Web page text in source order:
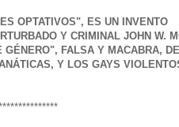
OPTATIVOS", ES UN INVENTO
Y CRIMINAL JOHN W.
GÉNERO", FALSA Y MACABRA,
Y LOS GAYS